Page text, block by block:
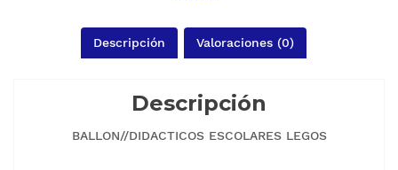
Descripción Valoraciones (0)
Descripción
BALLON//DIDACTICOS ESCOLARES LEGOS